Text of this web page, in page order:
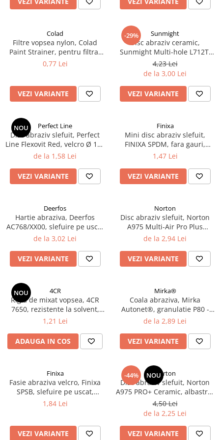
Accesori cana
Curatat
Degresant suprafete
2.5 MASCARE
Hartie mascare
Banda mascare
Suporti
2.6 SLEFUIRE
Disc abraziv velcro
Hartie abraziva
Bloc manual slefuire
Epoxy Primer
Filler
Filler UV
Intaritor Primer
Spray Primer
2.8 PREGATIREA VOPSELEI
Cupe mixare
Verificat vopseaua
Cartele verificat nuanta
Filtre vopsea
Diluant vopsea si lac
Agent dilutie vopsea apa
Diluant pentru pierdere
Diverse
Vopsea auto preparata
Indreptat fara vopsire
Montat si demontat
Scule tinichigerie
3.7 SUDURA
Aparat sudura MIG - MAG
Sarma sudura si electrozi
Protectie suduri
3.8 USCARE VOPSEA
Colad
Filtre vopsea nylon, Colad
Paint Strainer, pentru filtrat
vopsea 125 µ / 190 µ, pret 1
0,77 Lei
VEZI VARIANTE
-29% Sunmight
Disc abraziv ceramic,
Sunmight Multi-hole L712T,
cu film velcro, diametru 150
mm
4,23 Lei
de la 3,00 Lei
VEZI VARIANTE
NOU Perfect Line
Disc abraziv slefuit, Perfect
Line Flexovit Red, velcro Ø 150
mm
de la 1,58 Lei
VEZI VARIANTE
Finixa
Mini disc abraziv slefuit,
FINIXA SPDM, fara gauri,
diametru Ø 35 mm
1,47 Lei
VEZI VARIANTE
Deerfos
Hartie abraziva, Deerfos
AC768/XX00, slefuire pe uscat
sau umed, dimensiune 230 x
de la 3,02 Lei
VEZI VARIANTE
Norton
Disc abraziv slefuit, Norton
A975 Multi-Air Pro Plus
Ceramic, velcro, diametru Ø
de la 2,94 Lei
VEZI VARIANTE
NOU 4CR
Rigla de mixat vopsea, 4CR
7650, rezistente la solvent,
lungime 20 cm
1,21 Lei
ADAUGA IN COS
Mirka®
Coala abraziva, Mirka
Autonet®, granulatie P80 -
P320, dimensiune 70 mm x
de la 2,89 Lei
VEZI VARIANTE
Finixa
Fasie abraziva velcro, Finixa
SPSB, slefuire pe uscat,
granulatie P80 - P320,
1,84 Lei
VEZI VARIANTE
-44% NOUNorton
Disc abraziv slefuit, Norton
A975 PRO+ Ceramic, albastru,
velcro Ø 150 mm
4,50 Lei
de la 2,25 Lei
VEZI VARIANTE